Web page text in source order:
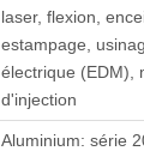
laser, flexion,
estampage,
électrique (EDM),
d'injection
Aluminium: série